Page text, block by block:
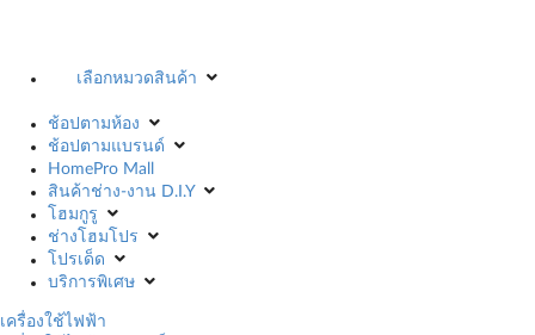
เลือกหมวดสินค้า
ช้อปตามห้อง
ช้อปตามแบรนด์
HomePro Mall
สินค้าช่าง-งาน D.I.Y
โฮมกูรู
ช่างโฮมโปร
โปรเด็ด
บริการพิเศษ
เครื่องใช้ไฟฟ้า